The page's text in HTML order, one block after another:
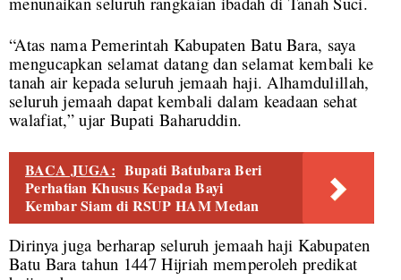
“Atas nama Pemerintah Kabupaten Batu Bara, saya
mengucapkan selamat datang dan selamat kembali ke
tanah air kepada seluruh jemaah haji. Alhamdulillah,
seluruh jemaah dapat kembali dalam keadaan sehat
walafiat,” ujar Bupati Baharuddin.
BACA JUGA: Bupati Batubara Beri
Perhatian Khusus Kepada Bayi
Kembar Siam di RSUP HAM Medan
Dirinya juga berharap seluruh jemaah haji Kabupaten
Batu Bara tahun 1447 Hijriah memperoleh predikat